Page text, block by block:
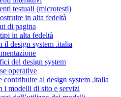
testuali (microtesti)
in alta fedeltà
di pagina
in alta fedeltà
il design system .italia
del design system
operative
contribuire al design system .italia
i modelli di sito e servizi